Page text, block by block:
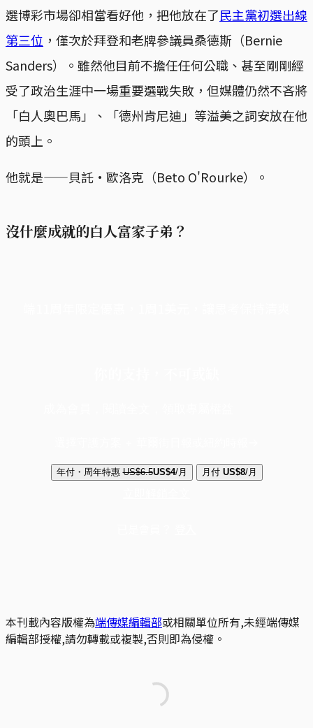
選博彩市場卻相當看好他，把他放在了民主黨初選出線
第三位 ，僅次於拜登和老牌參議員桑德斯（Bernie
Sanders）。雖然他目前不擔任任何公職、甚至剛剛經
受了政治生涯中一場重要選戰失敗，但媒體仍然不吝將
「白人奧巴馬」、「德州肯尼迪」等溢美之詞安放在他
的頭上。
他就是——貝託·歐洛克（Beto O'Rourke）。
沒什麼成就的白人富家子弟？
年付・周年特惠 US$6.5US$4/月 月付 US$8/月
本刊載內容版權為端傳媒編輯部或相關單位所有,未經端傳媒
編輯部授權,請勿轉載或複製,否則即為侵權。